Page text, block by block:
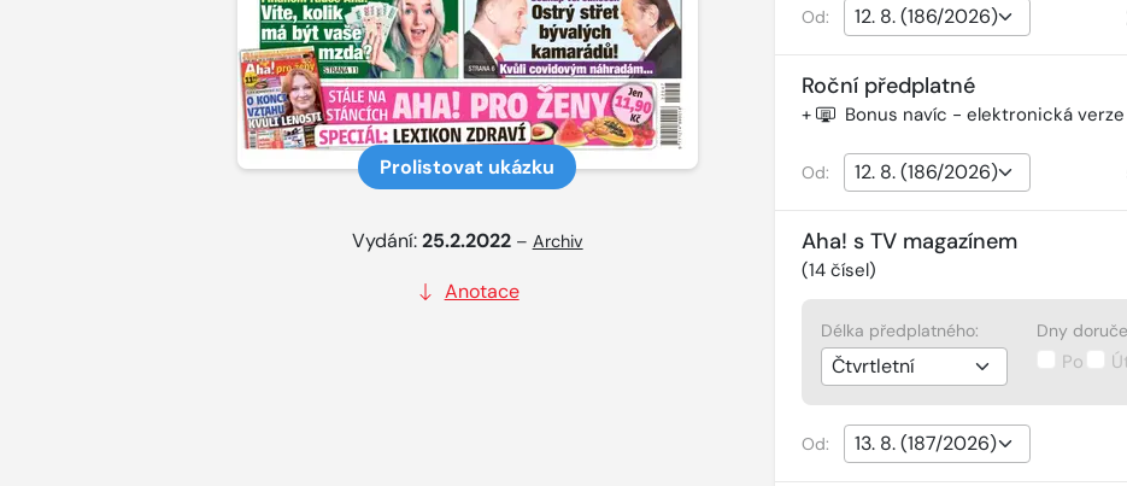
Prolistovat ukázku
Vydání:25.2.2022 – Archiv
Anotace
Od:
Roční předplatné
+ Bonus navíc - elektronická
Od:
Aha! s TV magazínem
(14čísel)
Délka předplatného: Dny
Po
Od: